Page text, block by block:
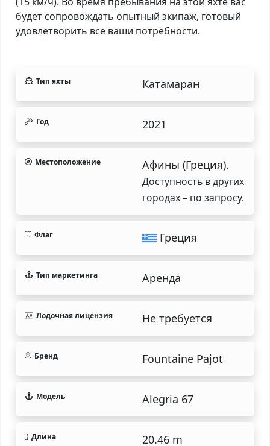
будет сопровождать опытный экипаж, готовый
удовлетворить все ваши потребности.
Тип яхты Катамаран
Год 2021
Местоположение Афины (Греция).
Доступность в других
городах – по запросу.
Флаг Греция
Тип маркетинга Аренда
Лодочная лицензия Не требуется
Бренд Fountaine Pajot
Модель Alegria 67
Длина 20.46 m